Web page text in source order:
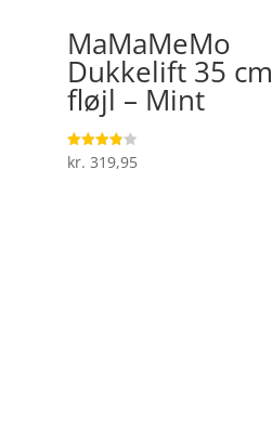
MaMaMeMo
Dukkelift 35 cm
fløjl – Mint
Vurderet
3.9
kr. 319,95